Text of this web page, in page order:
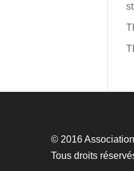
© 2016
Tous droits